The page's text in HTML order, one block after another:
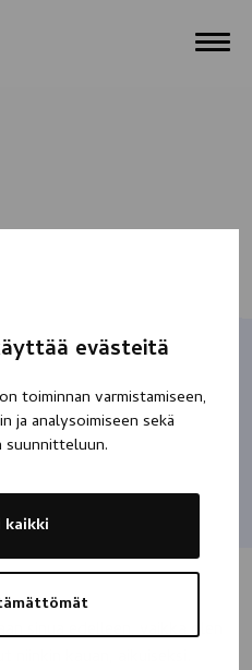
evästeitä
toiminnan varmistamiseen,
ja analysoimiseen sekä
suunnitteluun.
sinua edelleen, vaikka olen